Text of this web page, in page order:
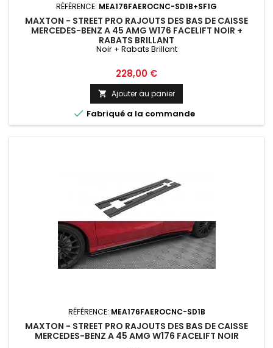
RÉFÉRENCE: MEA176FAEROCNC-SD1B+SF1G
MAXTON - STREET PRO RAJOUTS DES BAS DE CAISSE
MERCEDES-BENZ A 45 AMG W176 FACELIFT NOIR +
RABATS BRILLANT
Noir + Rabats Brillant
Prix
228,00 €
 Ajouter au panier
 Fabriqué a la commande
RÉFÉRENCE: MEA176FAEROCNC-SD1B
MAXTON - STREET PRO RAJOUTS DES BAS DE CAISSE
MERCEDES-BENZ A 45 AMG W176 FACELIFT NOIR